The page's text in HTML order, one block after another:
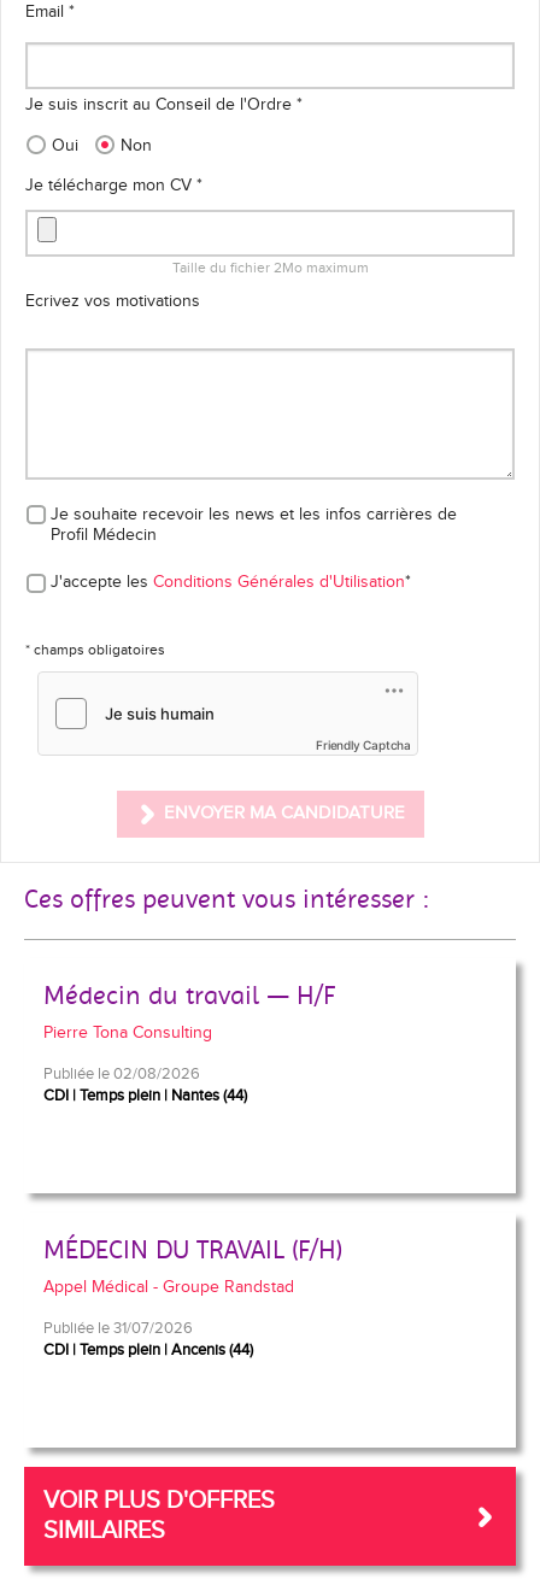
Email *
Je suis inscrit au Conseil de l'Ordre *
Oui
Non
Je télécharge mon CV *
Taille du fichier 2Mo maximum
Ecrivez vos motivations
Je souhaite recevoir les news et les infos carrières de
Profil Médecin
J'accepte les Conditions Générales d'Utilisation*
* champs obligatoires
Friendly Captcha
ENVOYER MA CANDIDATURE
Ces offres peuvent vous intéresser :
Médecin du travail — H/F
Pierre Tona Consulting
Publiée le 02/08/2026
CDI Temps plein Nantes (44)
MÉDECIN DU TRAVAIL (F/H)
Appel Médical - Groupe Randstad
Publiée le 31/07/2026
CDI Temps plein Ancenis (44)
VOIR PLUS D'OFFRES
SIMILAIRES